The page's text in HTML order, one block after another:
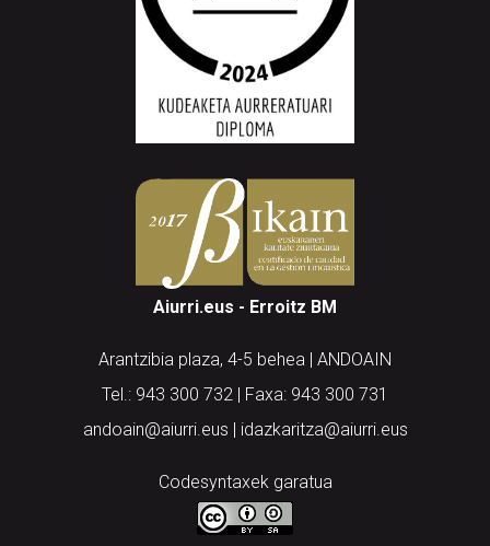
Aiurri.eus - Erroitz BM
Arantzibia plaza, 4-5 behea | ANDOAIN
Tel.: 943 300 732 | Faxa: 943 300 731
andoain@aiurri.eus | idazkaritza@aiurri.eus
Codesyntaxek garatua